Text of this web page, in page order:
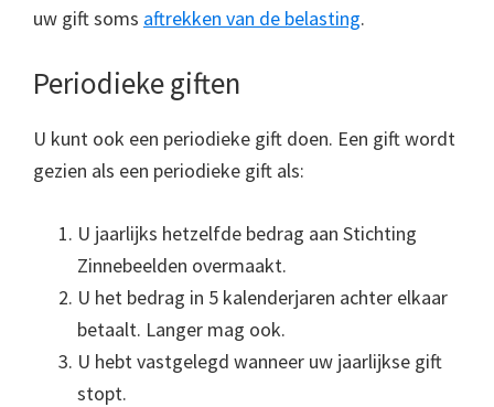
uw gift soms aftrekken van de belasting.
Periodieke giften
U kunt ook een periodieke gift doen. Een gift wordt
gezien als een periodieke gift als:
U jaarlijks hetzelfde bedrag aan Stichting
Zinnebeelden overmaakt.
U het bedrag in 5 kalenderjaren achter elkaar
betaalt. Langer mag ook.
U hebt vastgelegd wanneer uw jaarlijkse gift
stopt.